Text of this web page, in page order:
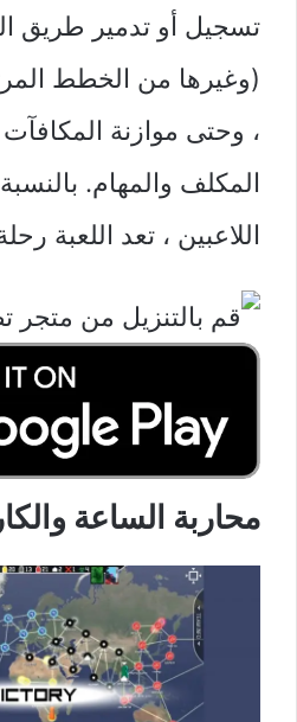
تسجيل أو تدمير طريق
(وغيرها من الخطط
، وحتى موازنة
المكلف والمهام.
اللاعبين ، تعد اللعبة
محاربة الساعة